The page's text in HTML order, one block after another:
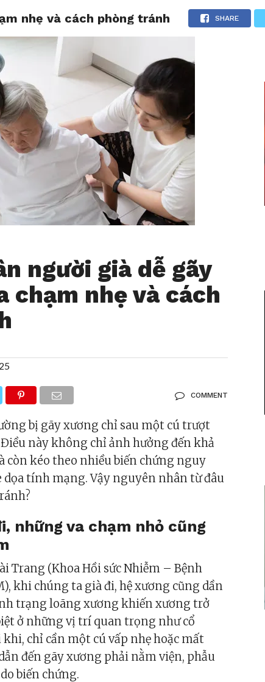
LƯỢM LẶT TẢN MẠN THƯ GIÃN
nhẹ và cách phòng tránh SHARE
người già dễ gãy
chạm nhẹ và cách
COMMENT
bị gãy xương chỉ sau một cú trượt
Điều này không chỉ ảnh hưởng đến khả
còn kéo theo nhiều biến chứng nguy
dọa tính mạng. Vậy nguyên nhân từ đâu
những va chạm nhỏ cũng
Trang (Khoa Hồi sức Nhiễm – Bệnh
khi chúng ta già đi, hệ xương cũng dần
trạng loãng xương khiến xương trở
ở những vị trí quan trọng như cổ
chỉ cần một cú vấp nhẹ hoặc mất
đến gãy xương phải nằm viện, phẫu
biến chứng.